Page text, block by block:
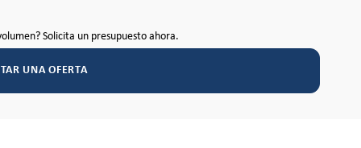
Solicita un presupuesto ahora.
UNA OFERTA